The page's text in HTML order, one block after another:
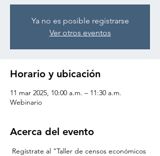
Ya no es posible registrarse
Ver otros eventos
Horario y ubicación
11 mar 2025, 10:00 a.m. – 11:30 a.m.
Webinario
Acerca del evento
Regístrate al "Taller de censos económicos